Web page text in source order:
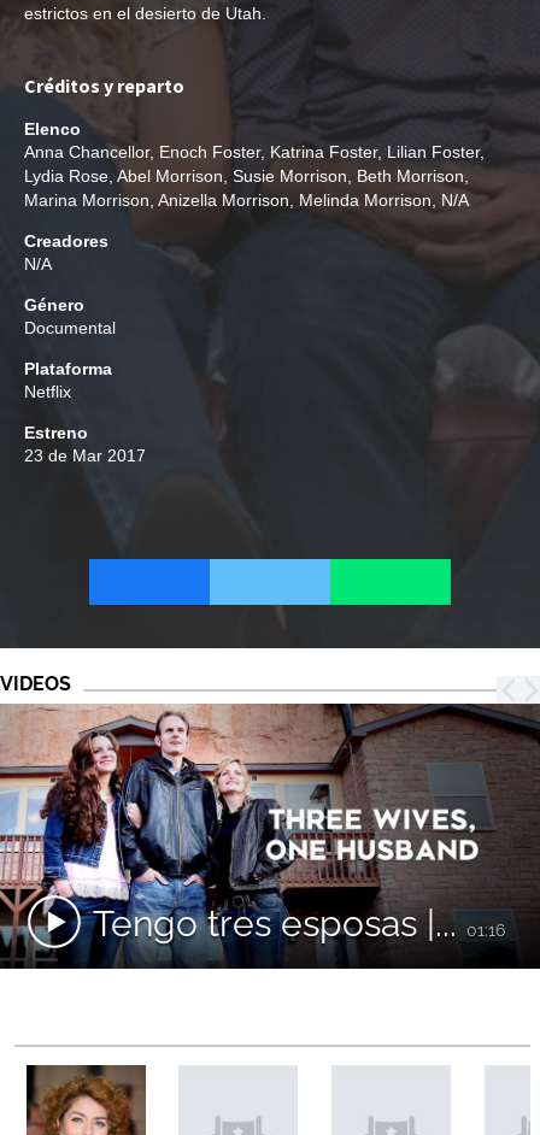
estrictos en el desierto de Utah.
Créditos y reparto
Elenco
Anna Chancellor, Enoch Foster, Katrina Foster, Lilian Foster,
Lydia Rose Abel Morrison Susie Morrison Beth Morrison
Marina Morrison Anizella Morrison Melinda Morrison N/A
Creadores
N/A
Género
Documental
Plataforma
Netflix
Estreno
23 de Mar 2017
VIDEOS
Tengo tres esposas |...01:16